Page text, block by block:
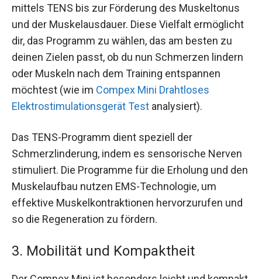
mittels TENS bis zur Förderung des Muskeltonus
und der Muskelausdauer. Diese Vielfalt ermöglicht
dir, das Programm zu wählen, das am besten zu
deinen Zielen passt, ob du nun Schmerzen lindern
oder Muskeln nach dem Training entspannen
möchtest (wie im Compex Mini Drahtloses
Elektrostimulationsgerät Test analysiert).
Das TENS-Programm dient speziell der
Schmerzlinderung, indem es sensorische Nerven
stimuliert. Die Programme für die Erholung und den
Muskelaufbau nutzen EMS-Technologie, um
effektive Muskelkontraktionen hervorzurufen und
so die Regeneration zu fördern.
3. Mobilität und Kompaktheit